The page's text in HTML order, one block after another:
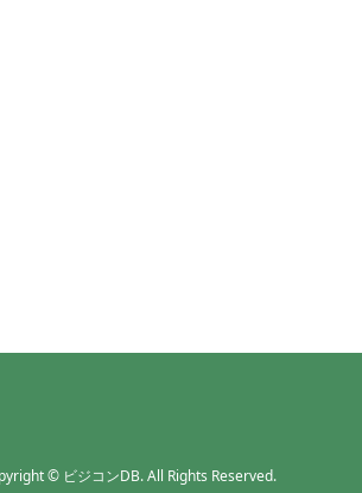
© ビジコンDB. All Rights Reserved.